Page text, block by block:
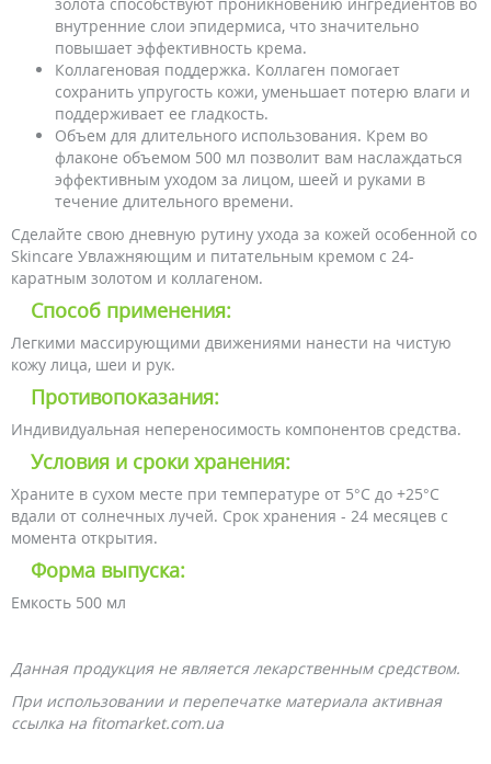
внутренние слои эпидермиса, что значительно
повышает эффективность крема.
Коллагеновая поддержка. Коллаген помогает
сохранить упругость кожи, уменьшает потерю влаги и
поддерживает ее гладкость.
Объем для длительного использования. Крем во
флаконе объемом 500 мл позволит вам наслаждаться
эффективным уходом за лицом, шеей и руками в
течение длительного времени.
Сделайте свою дневную рутину ухода за кожей особенной со
Skincare Увлажняющим и питательным кремом с 24-
каратным золотом и коллагеном.
Способ применения:
Легкими массирующими движениями нанести на чистую
кожу лица, шеи и рук.
Противопоказания:
Индивидуальная непереносимость компонентов средства.
Условия и сроки хранения:
Храните в сухом месте при температуре от 5°С до +25°С
вдали от солнечных лучей. Срок хранения - 24 месяцев с
момента открытия.
Форма выпуска:
Емкость 500 мл
Данная продукция не является лекарственным средством.
При использовании и перепечатке материала активная
ссылка на fitomarket.com.ua